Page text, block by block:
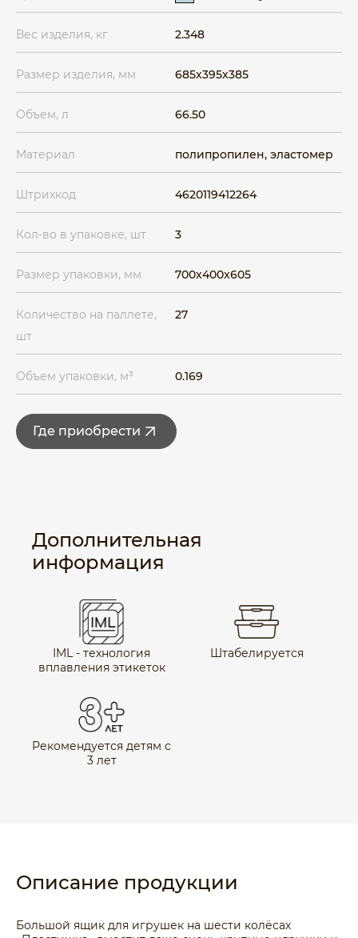
Вес изделия, кг 2.348
Размер изделия, мм 685x395x385
Объем, л 66.50
Материал полипропилен, эластомер
Штрихкод 4620119412264
Кол-во в упаковке, шт 3
Размер упаковки, мм 700x400x605
Количество на паллете,
шт
27
Объем упаковки, м³ 0.169
Где приобрести
Дополнительная
информация
IML - технология
вплавления этикеток
Штабелируется
Рекомендуется детям с
3 лет
Описание продукции
Большой ящик для игрушек на шести колёсах